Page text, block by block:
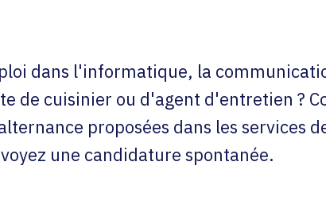
dans l'informatique, la
de cuisinier ou d'agent d'entretien ?
proposées dans les services
une candidature spontanée.